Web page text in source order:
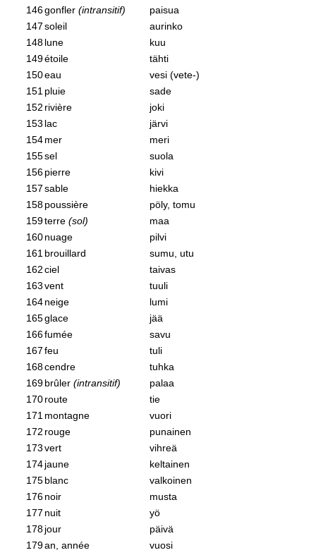
146gonfler (intransitif)
paisua
147soleil
aurinko
148lune
kuu
149étoile
tähti
150eau
vesi (vete-)
151 pluie
sade
152 rivière
joki
153 lac
järvi
154mer
meri
155sel
suola
156pierre
kivi
157sable
hiekka
158poussière
pöly, tomu
159terre (sol)
maa
160nuage
pilvi
161 brouillard
sumu, utu
162ciel
taivas
163vent
tuuli
164neige
lumi
165glace
jää
166fumée
savu
167feu
tuli
168cendre
tuhka
169brûler (intransitif)
palaa
170route
tie
171 montagne
vuori
172 rouge
punainen
173vert
vihreä
174jaune
keltainen
175blanc
valkoinen
176noir
musta
177 nuit
yö
178jour
päivä
179an, année
vuosi